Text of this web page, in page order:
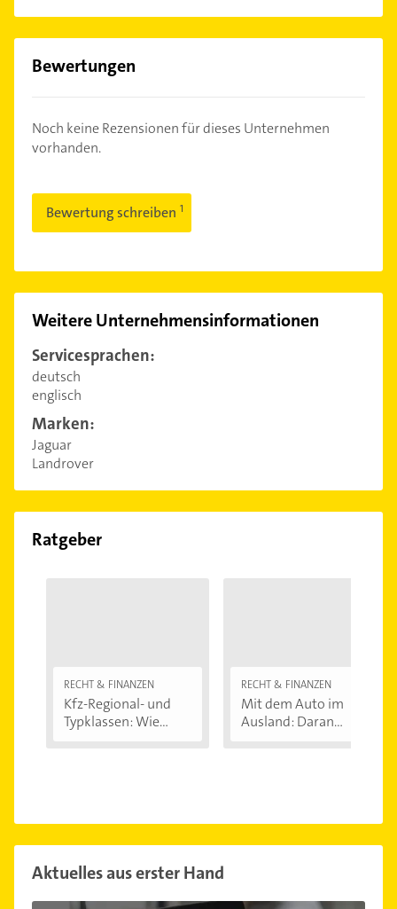
Bewertungen
Noch keine Rezensionen für dieses Unternehmen
vorhanden.
Bewertung schreiben
Weitere Unternehmensinformationen
Servicesprachen:
deutsch
englisch
Marken:
Jaguar
Landrover
Ratgeber
RECHT & FINANZEN
Kfz-Regional- und
Typklassen: Wie...
RECHT & FINANZEN
Mit dem Auto im
Ausland: Daran...
Aktuelles aus erster Hand